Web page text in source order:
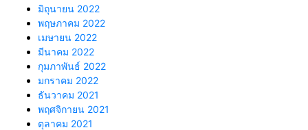
มิถุนายน 2022
พฤษภาคม 2022
เมษายน 2022
มีนาคม 2022
กุมภาพันธ์ 2022
มกราคม 2022
ธันวาคม 2021
พฤศจิกายน 2021
ตุลาคม 2021